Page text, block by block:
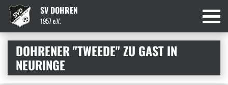
SV DOHREN
1957 e.V.
DOHRENER "TWEEDE" ZU GAST IN
NEURINGE